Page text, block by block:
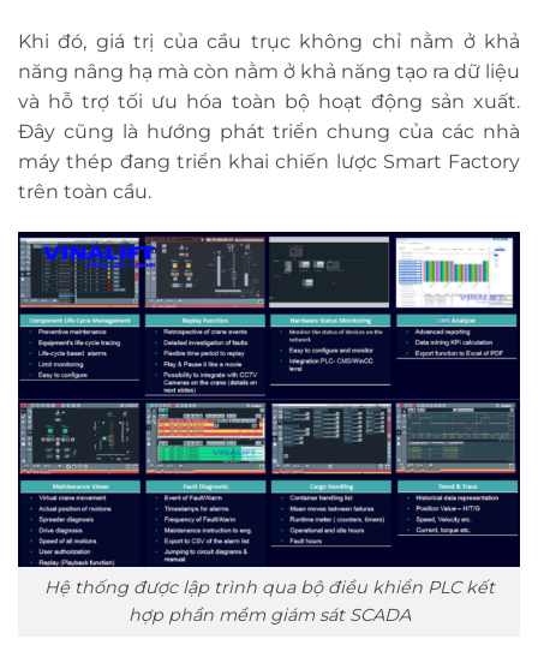
Khi đó, giá trị của cầu trục không chỉ nằm ở khả
năng nâng hạ mà còn nằm ở khả năng tạo ra dữ liệu
và hỗ trợ tối ưu hóa toàn bộ hoạt động sản xuất.
Đây cũng là hướng phát triển chung của các nhà
máy thép đang triển khai chiến lược Smart Factory
trên toàn cầu.
Hệ thống được lập trình qua bộ điều khiển PLC kết
hợp phần mềm giám sát SCADA